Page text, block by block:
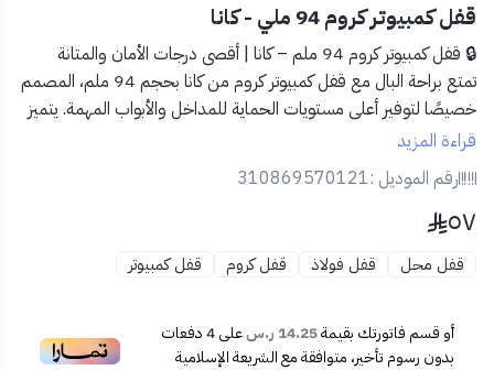
قفل كمبيوتر كروم 94 ملي - كانا
🔒 قفل كمبيوتر كروم 94 ملم – كانا | أقصى درجات الأمان والمتانة
تمتع براحة البال مع قفل كمبيوتر كروم من كانا
بحجم 94 ملم، المصمم
خصيصًا لتوفير أعلى مستويات الحماية للمداخل والأبواب المهمة. يتميز
بجودة صناعية عالية وتقنية كمبيوتر دقيقة تمنع التكرار العشوائي
للمفاتيح، مما يجعله خيارك المثالي للأمان الاحترافي.
✅ المميزات:
🧲تصميم كروم مقاوم للصدأ والتآكل
🗝️5 مفاتيح دقيقة التصميم وسهلة الاستخدام
🧰مناسب للأبواب الكبيرة، البوابات والمستودعات
قراءة المزيد
رقم الموديل :310869570121
٥٧
قفل محل قفل فولاذ قفل كروم قفل كمبيوتر
أو قسم فاتورتك بقيمة14.25 ر.س على4دفعات
بدون رسوم تأخير، متوافقة مع الشريعة الإسلامية